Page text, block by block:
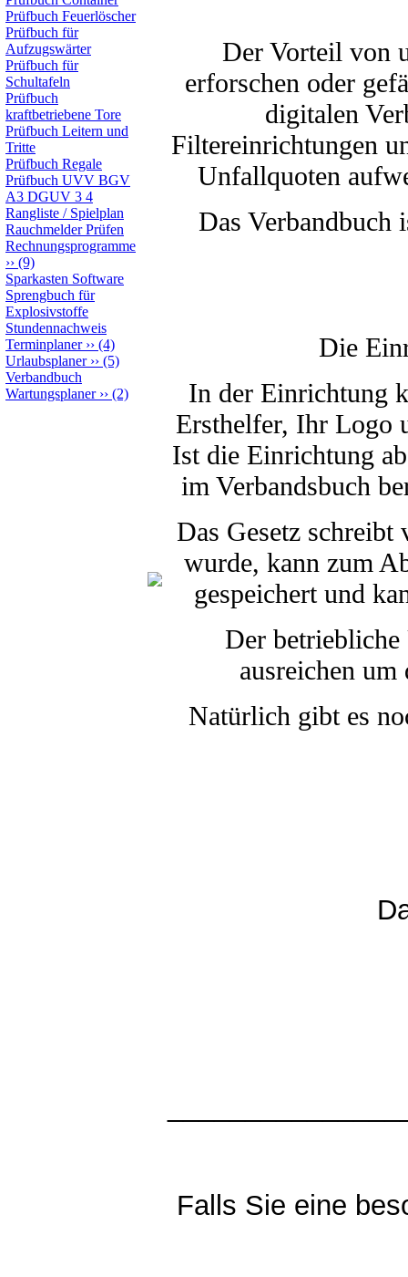
Prüfbuch Feuerlöscher
Prüfbuch für
Aufzugswärter
Prüfbuch für
Schultafeln
Prüfbuch
kraftbetriebene Tore
Prüfbuch Leitern und
Tritte
Prüfbuch Regale
Prüfbuch UVV BGV
A3 DGUV 3 4
Rangliste / Spielplan
Rauchmelder Prüfen
Rechnungsprogramme
›› (9)
Sparkasten Software
Sprengbuch für
Explosivstoffe
Stundennachweis
Terminplaner›› (4)
Urlaubsplaner›› (5)
Verbandbuch
Wartungsplaner›› (2)
Der Vorteil von
erforschen oder
digitalen
Filtereinrichtungen
Unfallquoten
Das Verbandbuch
Die
In der Einrichtung
Ersthelfer, Ihr Logo
Ist die Einrichtung
im Verbandsbuch
Das Gesetz schreibt
wurde, kann zum
gespeichert und
Der betriebliche
ausreichen
Natürlich gibt es
Falls Sie eine